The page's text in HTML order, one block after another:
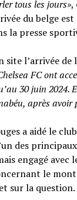
tous les jours»,
du belge
la presse
site l’arrivée
FC ont
30 juin 2024.
après avoir
a aidé le
des
engagé
le
sur la question.